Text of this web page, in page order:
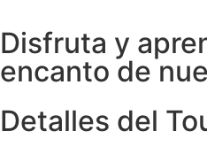
Disfruta y
encanto de
Detalles del